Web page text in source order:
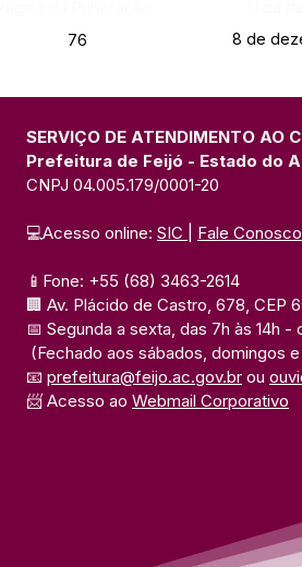
76 8 de
SERVIÇO DE ATENDIMENTO AO
Prefeitura de Feijó - Estado do
CNPJ 04.005.179/0001-20
💻Acesso online: SIC Fale Conosco
📱Fone: +55 (68) 3463-2614
🏢 Av. Plácido de Castro, 678, CEP
📅 Segunda a sexta, das 7h às 14h -
(Fechado aos sábados, domingos
📧 prefeitura@feijo.ac.gov.br ou
📨 Acesso ao Webmail Corporativo